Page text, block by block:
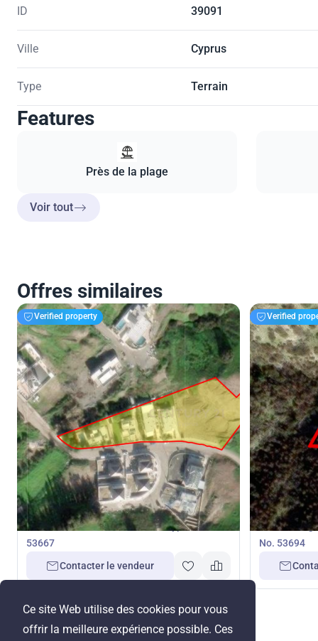
ID 39091
Ville Cyprus
Type Terrain
Features
Près de la plage
Voir tout
Offres similaires
Verified property
500 000
Terrain
Terrain à Akrounta, Limassol, Chypre No.
53667
Contacter le vendeur
Verified
€500
Terrain
Terrain à
No. 53694
Ce site Web utilise des cookies pour vous
offrir la meilleure expérience possible. Ces